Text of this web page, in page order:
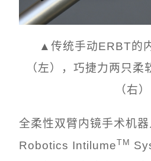
▲传统手动ERBT的
（左），巧捷力两只柔
（右）
全柔性双臂内镜手术机
Robotics IntilumeTM